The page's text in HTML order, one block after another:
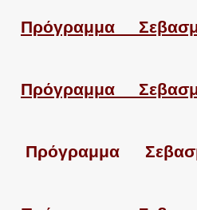
Πρόγραμμα
Πρόγραμμα
Πρόγραμμα